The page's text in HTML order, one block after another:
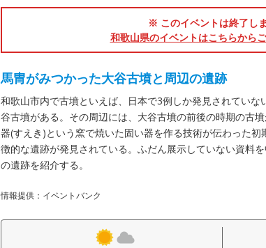
※ このイベントは終了しま
和歌山県のイベントはこちらからご
馬冑がみつかった大谷古墳と周辺の遺跡
和歌山市内で古墳といえば、日本で3例しか発見されてい
谷古墳がある。その周辺には、大谷古墳の前後の時期の古
器(すえき)という窯で焼いた固い器を作る技術が伝わった
徴的な遺跡が発見されている。ふだん展示していない資料
の遺跡を紹介する。
情報提供：イベントバンク